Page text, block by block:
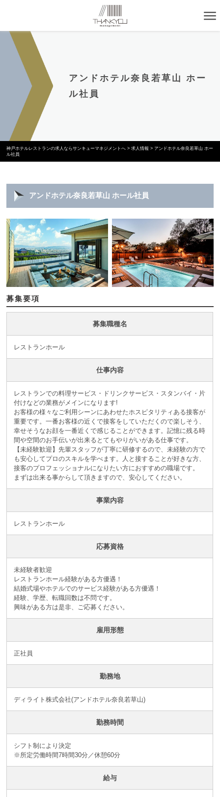
アンドホテル奈良若草山 ホー
ル社員
神戸ホテルレストランの求人ならサンキューマネジメントへ >求人情報 > アンドホテル奈良若草山 ホー
ル社員
アンドホテル奈良若草山 ホール社員
募集要項
募集職種名
レストランホール
仕事内容
レストランでの料理サービス・ドリンクサービス・スタンバイ・片
付けなどの業務がメインになります!
お客様の様々なご利用シーンにあわせたホスピタリティある接客が
重要です。一番お客様の近くで接客をしていただくので楽しそう、
幸せそうなお顔を一番近くで感じることができます。記憶に残る時
間や空間のお手伝いが出来るとてもやりがいがある仕事です。
【未経験歓迎】先輩スタッフが丁寧に研修するので、未経験の方で
も安心してプロのスキルを学べます。人と接することが好きな方、
接客のプロフェッショナルになりたい方におすすめの職場です。
まずは出来る事からして頂きますので、安心してください。
事業内容
レストランホール
応募資格
未経験者歓迎
レストランホール経験がある方優遇！
結婚式場やホテルでのサービス経験がある方優遇！
経験、学歴、転職回数は不問です。
興味がある方は是非、ご応募ください。
雇用形態
正社員
勤務地
ディライト株式会社(アンドホテル奈良若草山)
勤務時間
シフト制により決定
※所定労働時間7時間30分／休憩60分
給与